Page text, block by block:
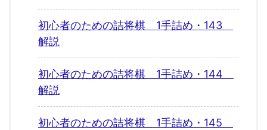
初心者のための詰将棋 1手詰め・143
解説
初心者のための詰将棋 1手詰め・144
解説
初心者のための詰将棋 1手詰め・145